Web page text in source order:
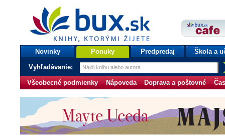
bux.sk
knihy, ktorými žijete
Úvodná stránka
Novinky Ponuky Predpredaj Škola a
Vyhľadávanie:
Všeobecné podmienky Nápoveda Doprava a poštovné